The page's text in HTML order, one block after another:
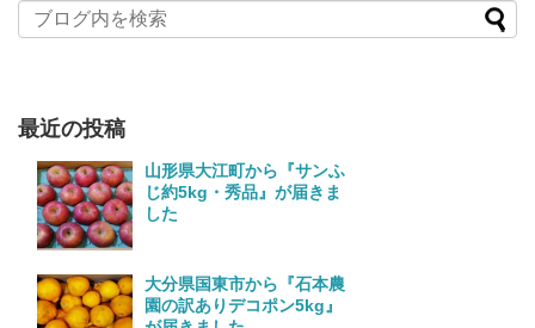
最近の投稿
山形県大江町から『サンふ
じ約5kg・秀品』が届きま
した
大分県国東市から『石本農
園の訳ありデコポン5kg』